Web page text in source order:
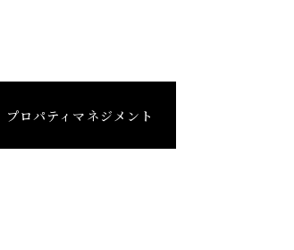
プロパティマネジメント